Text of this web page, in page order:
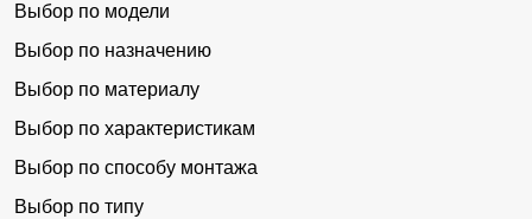
Выбор по модели
Выбор по назначению
Выбор по материалу
Выбор по характеристикам
Выбор по способу монтажа
Выбор по типу